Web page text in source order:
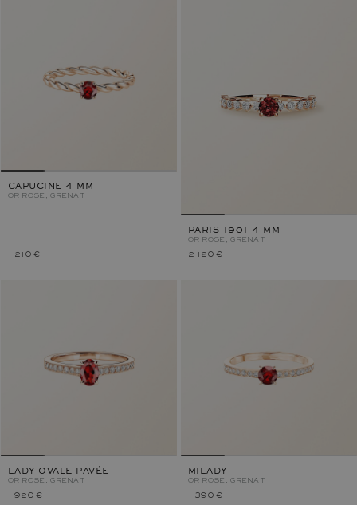
CAPUCINE 4 MM
OR ROSE, GRENAT
1 210 €
PARIS 1901 4 MM
OR ROSE, GRENAT
2 120 €
LADY OVALE PAVÉE
OR ROSE, GRENAT
1 920 €
MILADY
OR ROSE, GRENAT
1 390 €